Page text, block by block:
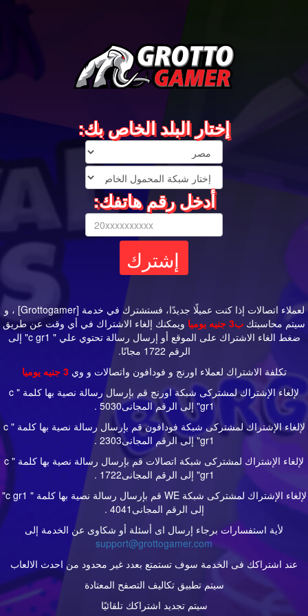
إختار البلد الخاص بك:
أدخل رقم هاتفك:
لعملاء اتصالات إذا كنت عميلًا جديدًا، فستشترك في خدمة [Grottogamer] ، و
سيتم محاسبتك ب3 جنيه يوميا ويمكنك إلغاء الاشتراك في أي وقت عن طريق
ضغط الغاء الاشتراك على الموقع أو إرسال رسالة تحتوي علي " c gr1" إلى
الرقم 1722 مجانًا.
تكلفة الاشتراك لعملاء اورنج و فودافون واتصالات و وي3 جنيه يوميا
لإلغاء الإشتراك لمشتركى شبكة اورنج قم بإرسال رسالة نصية بها كلمة " c
gr1" إلى الرقم المجانى5030 .
لإلغاء الإشتراك لمشتركى شبكة فودافون قم بإرسال رسالة نصية بها كلمة " c
gr1" إلى الرقم المجانى2303 .
لإلغاء الإشتراك لمشتركى شبكة اتصالات قم بإرسال رسالة نصية بها كلمة " c
gr1" إلى الرقم المجانى1722 .
لإلغاء الإشتراك لمشتركى شبكة WE قم بإرسال رسالة نصية بها كلمة " c gr1"
إلى الرقم المجانى4041 .
لأية استفسارات برجاء إرسال اى أسئلة أو شكاوى عن الخدمة إلى
support@grottogamer.com
عند اشتراكك فى الخدمة سوف تستمتع بعدد غير محدود من احدث الالعاب
سيتم تطبيق تكاليف التصفح المعتادة
سيتم تجديد اشتراكك تلقائيًا